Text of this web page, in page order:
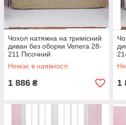
Чохол натяжна на тримісний
диван без оборки Venera 28-
211 Пісочний
Немає в наявності
1 886 ₴ 1